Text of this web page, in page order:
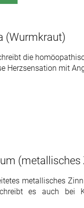
(Wurmkraut)
die
Herzsensation mit
(metallisches
metallisches
es auch